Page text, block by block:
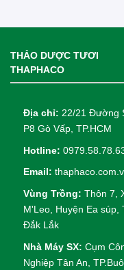
THẢO DƯỢC TƯƠI
THAPHACO
Địa chỉ: 22/21 Đường
P8 Gò Vấp, TP.HCM
Hotline:
Email:
Vùng Trồng: Thôn 7,
M'Leo, Huyện Ea súp,
Đắk Lắk
Nhà Máy SX: Cụm
Nghiệp Tân An,